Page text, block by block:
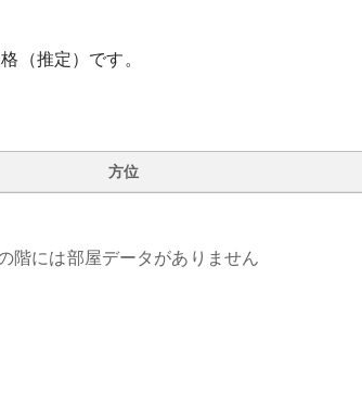
（推定）です。
方位
階には部屋データがありません